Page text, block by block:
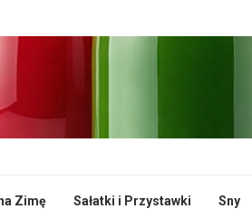
Zimę Sałatki i Przystawki Sny